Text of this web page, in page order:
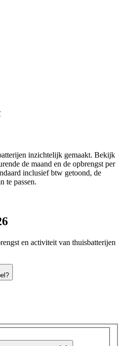
inzichtelijk gemaakt. Bekijk
de maand en de opbrengst per
inclusief btw getoond, de
te passen.
en activiteit van thuisbatterijen